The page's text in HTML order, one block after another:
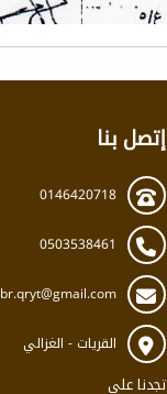
إتصل بنا
0146420718
0503538461
br.qryt@gmail.com
القريات - الغزالي
تجدنا على